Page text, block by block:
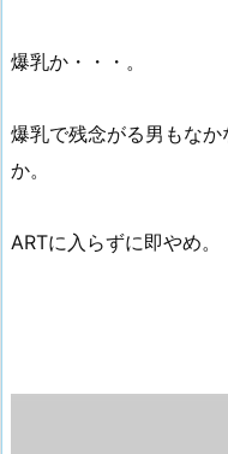
爆乳か・・・。
爆乳で残念がる男もな
か。
ARTに入らずに即やめ。